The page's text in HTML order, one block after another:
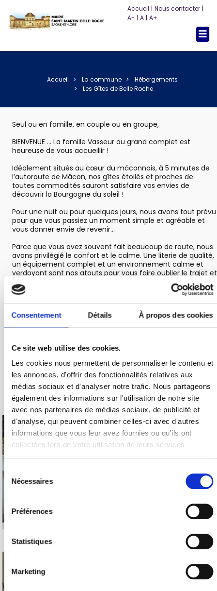
Consentement Détails À propos des cookies
Ce site web utilise des cookies.
Les cookies nous permettent de personnaliser le contenu et
les annonces, d'offrir des fonctionnalités relatives aux
médias sociaux et d'analyser notre trafic. Nous partageons
également des informations sur l'utilisation de notre site
avec nos partenaires de médias sociaux, de publicité et
d'analyse, qui peuvent combiner celles-ci avec d'autres
informations que vous leur avez fournies ou qu'ils ont
collectées lors de votre utilisation de leurs services.
Sélection
du Nécessaires
Préférences
Statistiques
Marketing
Accueil | Nous contacter |
A- | A | A+
Accueil La commune
Hébergements
Les Gîtes de Belle Roche
Seul ou en famille, en couple ou en groupe,
BIENVENUE … La famille Vasseur au grand complet est
heureuse de vous accueillir !
Idéalement situés au cœur du mâconnais, à 5 minutes de
l’autoroute de Mâcon, nos gîtes étoilés et proches de
toutes commodités sauront satisfaire vos envies de
découvrir la Bourgogne du soleil !
Pour une nuit ou pour quelques jours, nous avons tout prévu
pour que vous passiez un moment simple et agréable et
vous donner envie de revenir…
Parce que vous avez souvent fait beaucoup de route, nous
avons privilégié le confort et le calme. Une literie de qualité,
un équipement complet et un environnement calme et
verdoyant sont nos atouts pour vous faire oublier le trajet et
vous détendre avant de partir à la découverte de notre si
belle région.
Reste à savoir quel gîte répondra le mieux à vos aspirations !
4 logements / 4 ambiances
A vous de choisir !
Plus d'informations au 07 84 96 94 28 ou par mail :
davidaurelie7383@gmail.com